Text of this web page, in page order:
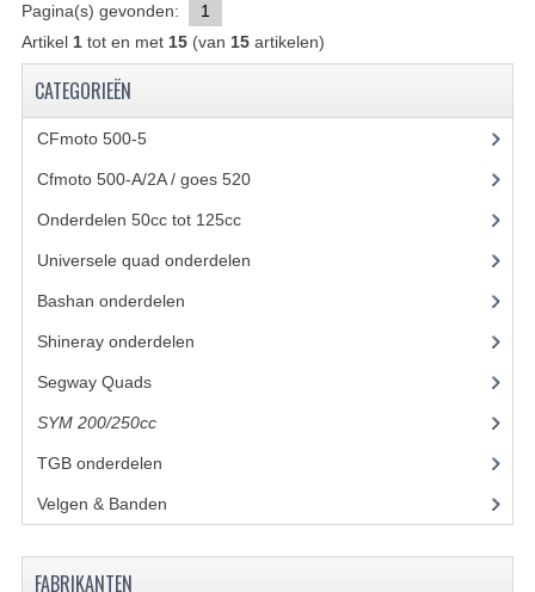
STUUR INRICHTING
Pagina(s) gevonden:
1
Artikel 1tot en met 15(van 15artikelen)
CATEGORIEËN
CFmoto 500-5(5)
Cfmoto 500-A/2A / goes 520(347)
Onderdelen 50cc tot 125cc(49)
Universele quad onderdelen
Bashan onderdelen
Shineray onderdelen
Segway Quads(6)
SYM 200/250cc(15)
TGB onderdelen
Velgen & Banden
FABRIKANTEN